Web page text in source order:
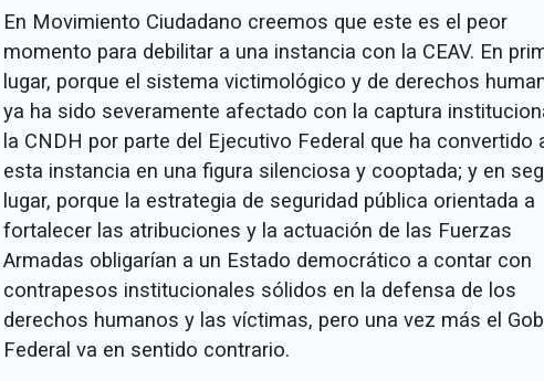
En Movimiento Ciudadano creemos que este es el peor
momento para debilitar a una instancia con la CEAV. En
lugar, porque el sistema victimológico y de derechos
ya ha sido severamente afectado con la captura
la CNDH por parte del Ejecutivo Federal que ha convertido
esta instancia en una figura silenciosa y cooptada; y en
lugar, porque la estrategia de seguridad pública orientada a
fortalecer las atribuciones y la actuación de las Fuerzas
Armadas obligarían a un Estado democrático a contar con
contrapesos institucionales sólidos en la defensa de los
derechos humanos y las víctimas, pero una vez más el
Federal va en sentido contrario.